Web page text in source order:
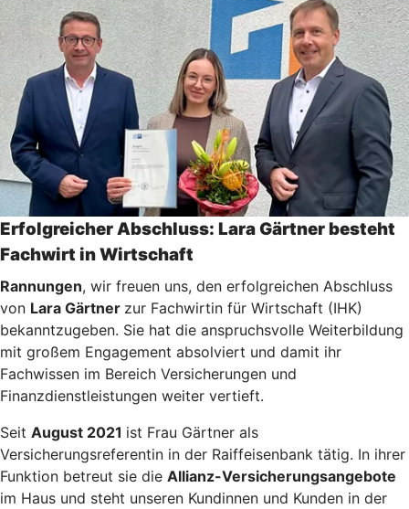
Erfolgreicher Abschluss: Lara Gärtner besteht
Fachwirt in Wirtschaft
Rannungen, wir freuen uns, den erfolgreichen Abschluss
von Lara Gärtner zur Fachwirtin für Wirtschaft (IHK)
bekanntzugeben. Sie hat die anspruchsvolle Weiterbildung
mit großem Engagement absolviert und damit ihr
Fachwissen im Bereich Versicherungen und
Finanzdienstleistungen weiter vertieft.
Seit August 2021 ist Frau Gärtner als
Versicherungsreferentin in der Raiffeisenbank tätig. In ihrer
Funktion betreut sie die Allianz-Versicherungsangebote
im Haus und steht unseren Kundinnen und Kunden in der